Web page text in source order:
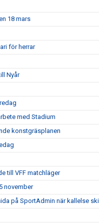
18 mars
för herrar
Nyår
med Stadium
konstgräsplanen
till VFF matchläger
november
på SportAdmin när kallelse